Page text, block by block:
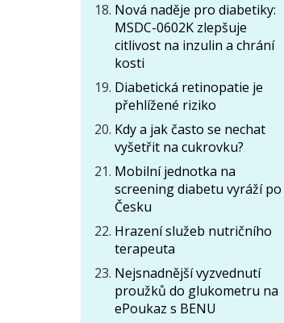
Nová naděje pro diabetiky:
MSDC-0602K zlepšuje
citlivost na inzulin a chrání
kosti
Diabetická retinopatie je
přehlížené riziko
Kdy a jak často se nechat
vyšetřit na cukrovku?
Mobilní jednotka na
screening diabetu vyráží po
Česku
Hrazení služeb nutričního
terapeuta
Nejsnadnější vyzvednutí
proužků do glukometru na
ePoukaz s BENU